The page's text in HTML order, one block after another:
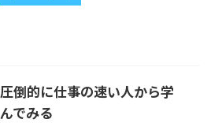
圧倒的に仕事の速い人から学
んでみる